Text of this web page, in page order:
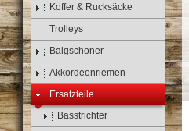
Koffer & Rucksäcke
Trolleys
Balgschoner
Akkordeonriemen
Ersatzteile
Basstrichter